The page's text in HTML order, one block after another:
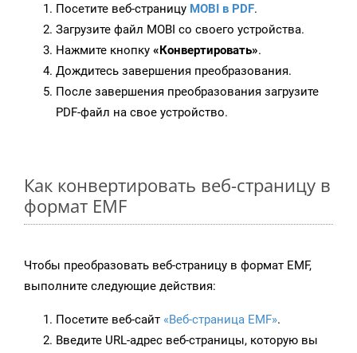
Посетите веб-страницу MOBI в PDF.
Загрузите файл MOBI со своего устройства.
Нажмите кнопку «Конвертировать».
Дождитесь завершения преобразования.
После завершения преобразования загрузите
PDF-файл на свое устройство.
Как конвертировать веб-страницу в
формат EMF
Чтобы преобразовать веб-страницу в формат EMF,
выполните следующие действия:
Посетите веб-сайт «Веб-страница EMF».
Введите URL-адрес веб-страницы, которую вы